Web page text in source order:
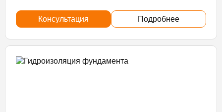
Консультация Подробнее